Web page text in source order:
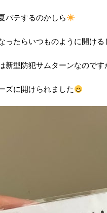
バテするのかしら
ったらいつものように開け
新型防犯サムターンなので
ズに開けられました